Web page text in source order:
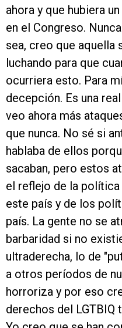
ahora y que hubiera
en el Congreso.
sea, creo que aquella
luchando para que
ocurriera esto. Para
decepción. Es una
veo ahora más
que nunca. No sé si
hablaba de ellos
sacaban, pero estos
el reflejo de la
este país y de los
país. La gente no se
barbaridad si no
ultraderecha, lo de
a otros períodos de
horroriza y por eso
derechos del LGTBIQ